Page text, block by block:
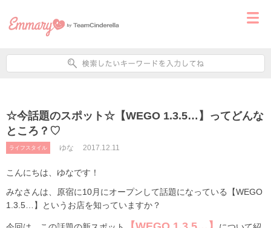
☆今話題のスポット☆【WEGO 1.3.5…】ってどんな
ところ？♡
ライフスタイル ゆな 2017.12.11
こんにちは、ゆなです！
みなさんは、原宿に10月にオープンして話題になっている【WEGO
1.3.5…】というお店を知っていますか？